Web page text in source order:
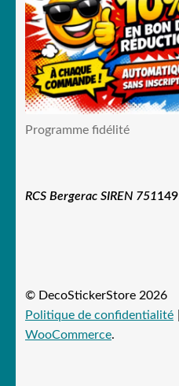
Programme fidélité
RCS Bergerac SIREN 751
© DecoStickerStore 2026
Politique de confidentialité
WooCommerce.